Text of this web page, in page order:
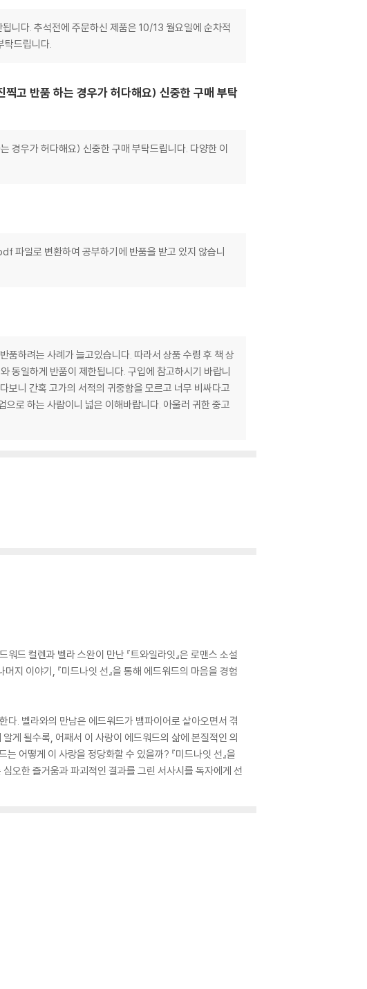
니다. 추석전에 주문하신 제품은 10/13 월요일에 순차적
탁드립니다.
고 반품 하는 경우가 허다해요) 신중한 구매 부탁
경우가 허다해요) 신중한 구매 부탁드립니다. 다양한 이
파일로 변환하여 공부하기에 반품을 받고 있지 않습니
품하려는 사례가 늘고있습니다. 따라서 상품 수령 후 책 상
동일하게 반품이 제한됩니다. 구입에 참고하시기 바랍니
보니 간혹 고가의 서적의 귀중함을 모르고 너무 비싸다고
로 하는 사람이니 넓은 이해바랍니다. 아울러 귀한 중고
워드 컬렌과 벨라 스완이 만난 『트와일라잇』은 로맨스 소설
지 이야기, 『미드나잇 선』을 통해 에드워드의 마음을 경험
. 벨라와의 만남은 에드워드가 뱀파이어로 살아오면서 겪
게 될수록, 어째서 이 사랑이 에드워드의 삶에 본질적인 의
어떻게 이 사랑을 정당화할 수 있을까? 『미드나잇 선』을
오한 즐거움과 파괴적인 결과를 그린 서사시를 독자에게 선